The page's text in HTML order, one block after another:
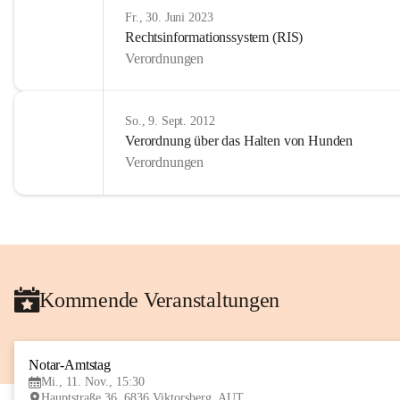
Fr., 30. Juni 2023
Rechtsinformationssystem (RIS)
Verordnungen
So., 9. Sept. 2012
Verordnung über das Halten von Hunden
Verordnungen
Kommende Veranstaltungen
Notar-Amtstag
Mi., 11. Nov., 15:30